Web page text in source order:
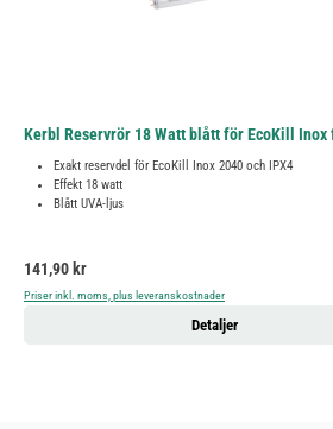
Kerbl Reservrör 18 Watt blått för EcoKill Inox
Exakt reservdel för EcoKill Inox 2040 och IPX4
Effekt 18 watt
Blått UVA-ljus
Ordinarie pris:
141,90 kr
Priser inkl. moms, plus leveranskostnader
Detaljer